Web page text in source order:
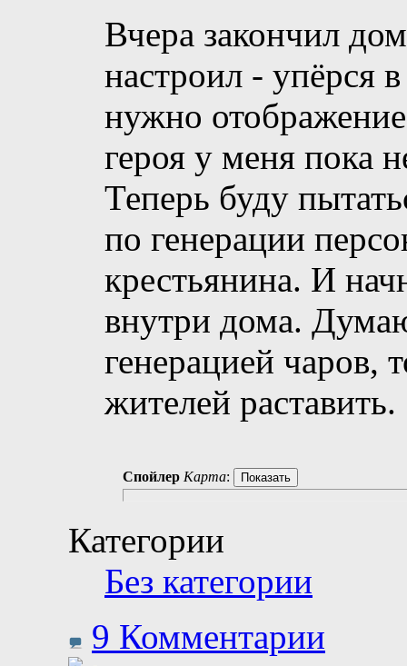
Вчера закончил
настроил - упёрся
нужно
героя у меня пока
Теперь буду
по генерации
крестьянина. И
внутри дома.
генерацией чаров,
жителей раставить.
Спойлер Карта:
Категории
Без категории
9 Комментарии